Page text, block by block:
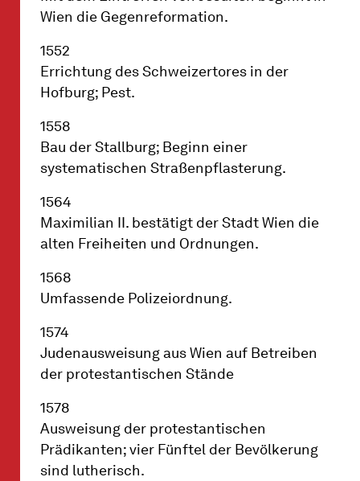
Wien die Gegenreformation.
1552
Errichtung des Schweizertores in der
Hofburg; Pest.
1558
Bau der Stallburg; Beginn einer
systematischen Straßenpflasterung.
1564
Maximilian II. bestätigt der Stadt Wien die
alten Freiheiten und Ordnungen.
1568
Umfassende Polizeiordnung.
1574
Judenausweisung aus Wien auf Betreiben
der protestantischen Stände
1578
Ausweisung der protestantischen
Prädikanten; vier Fünftel der Bevölkerung
sind lutherisch.